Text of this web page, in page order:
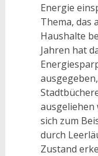
Energie
Thema, das
Haushalte
Jahren hat
ausgeliehen
sich zum
durch
Zustand